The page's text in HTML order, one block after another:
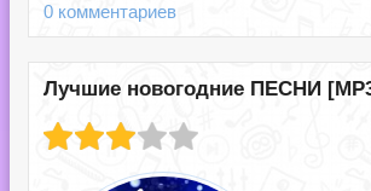
0 комментариев
Лучшие новогодние ПЕСНИ